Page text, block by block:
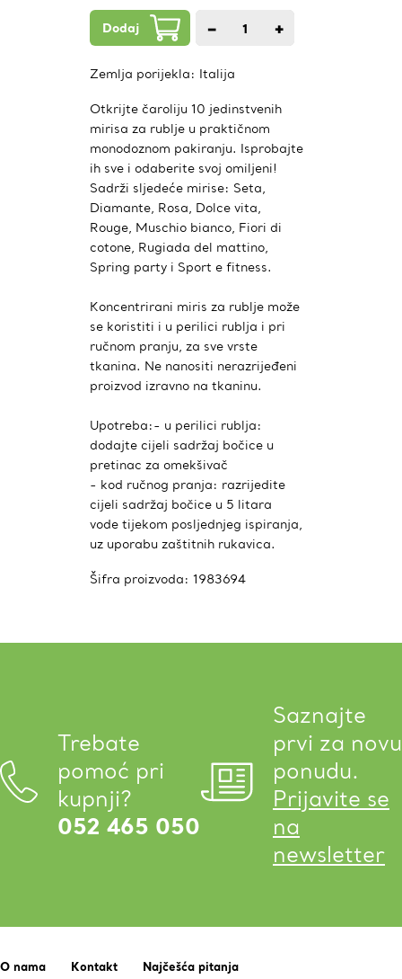
Dodaj − 1 +
Zemlja porijekla: Italija
Otkrijte čaroliju 10 jedinstvenih
mirisa za rublje u praktičnom
monodoznom pakiranju. Isprobajte
ih sve i odaberite svoj omiljeni!
Sadrži sljedeće mirise: Seta,
Diamante, Rosa, Dolce vita,
Rouge, Muschio bianco, Fiori di
cotone, Rugiada del mattino,
Spring party i Sport e fitness.
Koncentrirani miris za rublje može
se koristiti i u perilici rublja i pri
ručnom pranju, za sve vrste
tkanina. Ne nanositi nerazrijeđeni
proizvod izravno na tkaninu.
Upotreba:- u perilici rublja:
dodajte cijeli sadržaj bočice u
pretinac za omekšivač
- kod ručnog pranja: razrijedite
cijeli sadržaj bočice u 5 litara
vode tijekom posljednjeg ispiranja,
uz uporabu zaštitnih rukavica.
Šifra proizvoda: 1983694
Trebate
pomoć pri
kupnji?
052 465 050
Saznajte
prvi za novu
ponudu.
Prijavite se
na
newsletter
O nama Kontakt Najčešća pitanja